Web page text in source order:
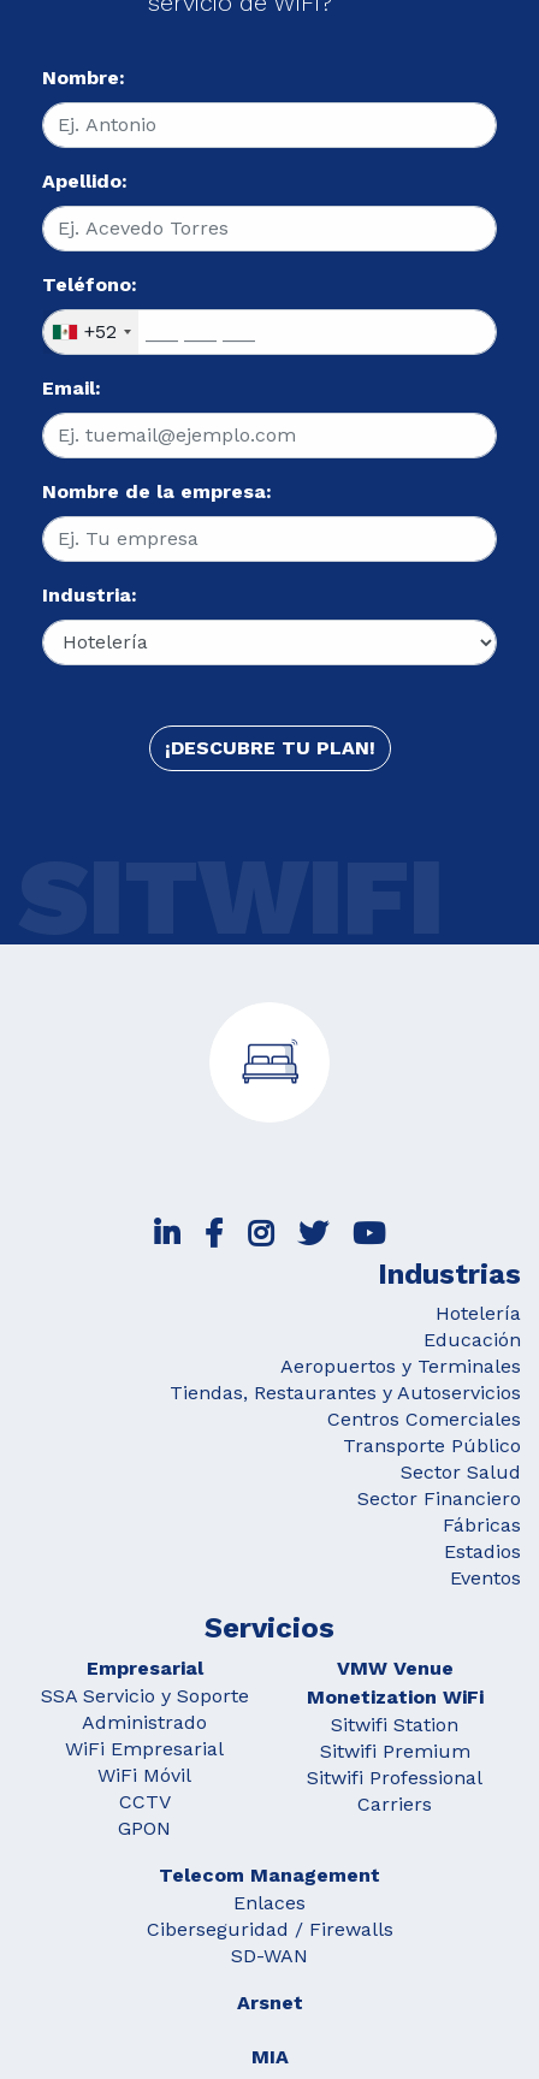
Nombre:
Apellido:
Teléfono:
+52
Email:
Nombre de la empresa:
Industria:
Industrias
Hotelería
Educación
Aeropuertos y Terminales
Tiendas, Restaurantes y Autoservicios
Centros Comerciales
Transporte Público
Sector Salud
Sector Financiero
Fábricas
Estadios
Eventos
Servicios
Empresarial
SSA Servicio y Soporte
Administrado
WiFi Empresarial
WiFi Móvil
CCTV
GPON
VMW Venue
Monetization WiFi
Sitwifi Station
Sitwifi Premium
Sitwifi Professional
Carriers
Telecom Management
Enlaces
Ciberseguridad / Firewalls
SD-WAN
Arsnet
MIA